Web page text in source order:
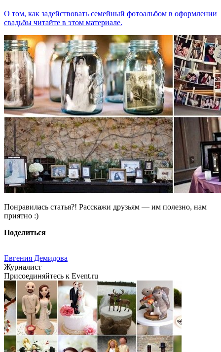
О том, как задействовать семейный фотоальбом в оформлении
свадьбы читайте в этом материале.
Понравилась статья?! Расскажи друзьям — им полезно, нам
приятно :)
Поделиться
Евгения Демидова
Журналист
Присоединяйтесь к Event.ru